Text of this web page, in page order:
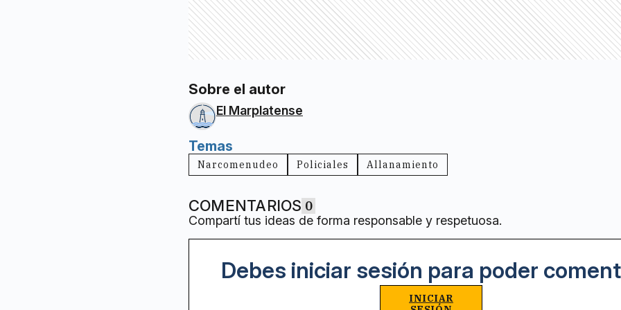
Sobre el autor
El Marplatense
Temas
Narcomenudeo Policiales Allanamiento
COMENTARIOS 0
Compartí tus ideas de forma responsable y respetuosa.
Debes iniciar sesión para poder
INICIAR